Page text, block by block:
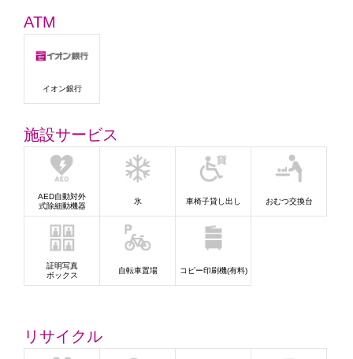
ATM
イオン銀行
施設サービス
AED自動対外
式除細動機器
氷 車椅子貸し出し おむつ交換台
証明写真
ボックス
自転車置場 コピー印刷機(有料)
リサイクル